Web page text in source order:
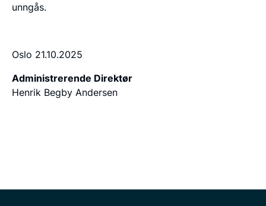
unngås.
Oslo 21.10.2025
Administrerende Direktør
Henrik Begby Andersen